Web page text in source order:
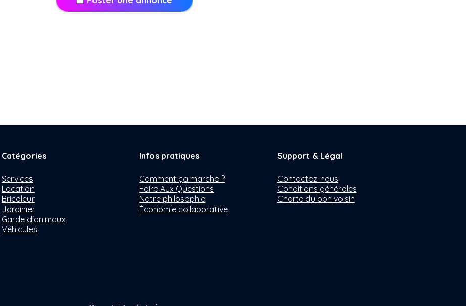
Catégories
Services
Location
Bricoleur
Jardinier
Garde d'animaux
Véhicules
Infos pratiques
Comment ça marche ?
Foire Aux Questions
Notre philosophie
Économie collaborative
Support & Légal
Contactez-nous
Conditions générales
Charte du bon voisin